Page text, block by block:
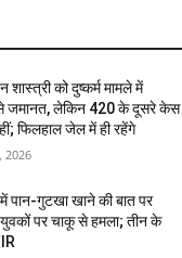
शास्त्री को दुष्कर्म मामले में
से जमानत, लेकिन 420 के दूसरे केस
फिलहाल जेल में ही रहेंगे
2026
में पान-गुटखा खाने की बात पर
युवकों पर चाकू से हमला; तीन के